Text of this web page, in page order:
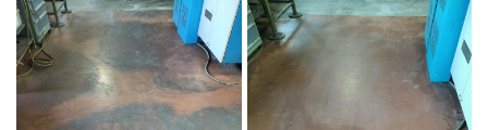
 Adresse email de réception
 Recopier le code ci-contre